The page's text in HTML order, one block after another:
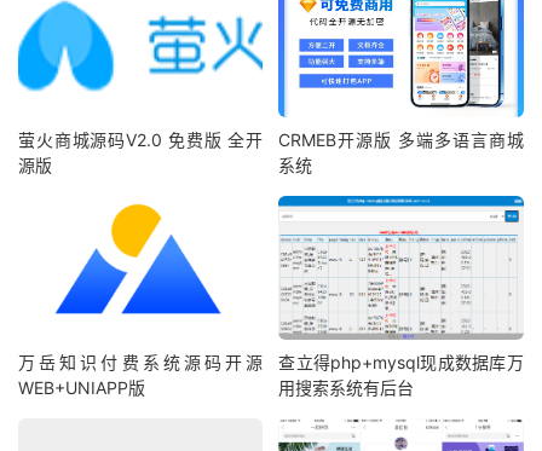
萤火商城源码V2.0 免费版 全开
源版
CRMEB开源版 多端多语言商城
系统
万岳知识付费系统源码开源
WEB+UNIAPP版
查立得php+mysql现成数据库万
用搜索系统有后台